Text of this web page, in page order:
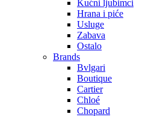
Kućni ljubimci
Hrana i piće
Usluge
Zabava
Ostalo
Brands
Bvlgari
Boutique
Cartier
Chloé
Chopard